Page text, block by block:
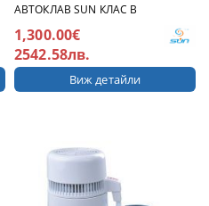
АВТОКЛАВ SUN КЛАС В
1,300.00€
2542.58лв.
Виж детайли